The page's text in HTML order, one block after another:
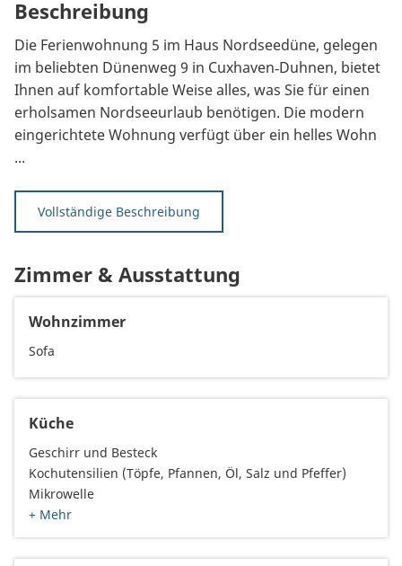
Beschreibung
Die Ferienwohnung 5 im Haus Nordseedüne, gelegen
im beliebten Dünenweg 9 in Cuxhaven‑Duhnen, bietet
Ihnen auf komfortable Weise alles, was Sie für einen
erholsamen Nordseeurlaub benötigen. Die modern
eingerichtete Wohnung verfügt über ein helles Wohn
...
Vollständige Beschreibung
Zimmer & Ausstattung
Wohnzimmer
Sofa
Küche
Geschirr und Besteck
Kochutensilien (Töpfe, Pfannen, Öl, Salz und Pfeffer)
Mikrowelle
+ Mehr